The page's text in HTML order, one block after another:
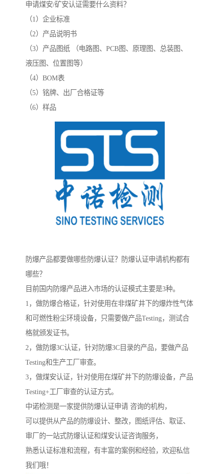
申请煤安/矿安认证需要什么资料？
（1）企业标准
（2）产品说明书
（3）产品图纸 （电路图、PCB图、原理图、总装图、
液压图、位置图等）
（4）BOM表
（5）铭牌、出厂合格证等
（6）样品
防爆产品都要做哪些防爆认证？防爆认证申请机构都有
哪些？
目前国内防爆产品进入市场的认证模式主要是3种。
1，做防爆合格证，针对使用在非煤矿井下的爆炸性气体
和可燃性粉尘环境设备，只需要做产品Testing，测试合
格就颁发证书。
2，做防爆3C认证，针对防爆3C目录的产品，要做产品
Testing和生产工厂审查。
3，做煤安认证，针对使用在煤矿井下的防爆设备，产品
Testing+工厂审查的认证方式。
中诺检测是一家提供防爆认证申请 咨询的机构，
可以提供从产品的防爆设计、整改，图纸评估、取证、
审厂的一站式防爆认证和煤安认证咨询服务，
熟悉认证标准和流程，有丰富的案例和经验，欢迎私信
我们哦！